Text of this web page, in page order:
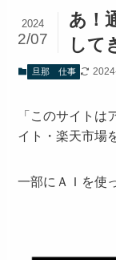
あ！
して
2024
2/07
旦那 仕事
「このサイト
イト・楽天市場
一部にＡＩを使